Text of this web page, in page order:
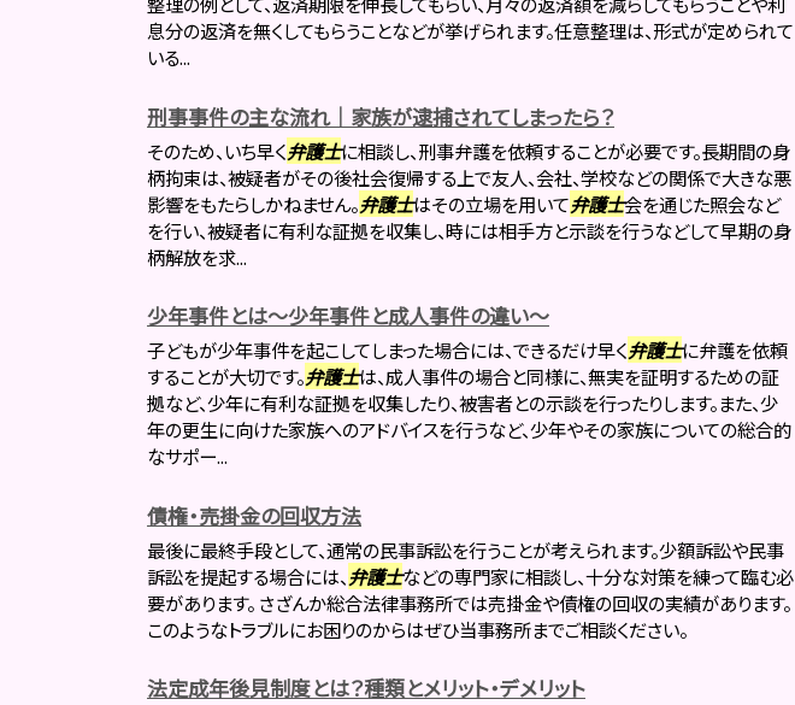
息分の返済を無くしてもらうことなどが挙げられます。任意整理は、形式が定められて
いる...
刑事事件の主な流れ｜家族が逮捕されてしまったら？
そのため、いち早く弁護士に相談し、刑事弁護を依頼することが必要です。長期間の身
柄拘束は、被疑者がその後社会復帰する上で友人、会社、学校などの関係で大きな悪
影響をもたらしかねません。弁護士はその立場を用いて弁護士会を通じた照会など
を行い、被疑者に有利な証拠を収集し、時には相手方と示談を行うなどして早期の身
柄解放を求...
少年事件とは～少年事件と成人事件の違い～
子どもが少年事件を起こしてしまった場合には、できるだけ早く弁護士に弁護を依頼
することが大切です。弁護士は、成人事件の場合と同様に、無実を証明するための証
拠など、少年に有利な証拠を収集したり、被害者との示談を行ったりします。また、少
年の更生に向けた家族へのアドバイスを行うなど、少年やその家族についての総合的
なサポー...
債権・売掛金の回収方法
最後に最終手段として、通常の民事訴訟を行うことが考えられます。少額訴訟や民事
訴訟を提起する場合には、 弁護士などの専門家に相談し、十分な対策を練って臨む必
要があります。 さざんか総合法律事務所では売掛金や債権の回収の実績があります。
このようなトラブルにお困りのからはぜひ当事務所までご相談ください。
法定成年後見制度とは？種類とメリット・デメリット